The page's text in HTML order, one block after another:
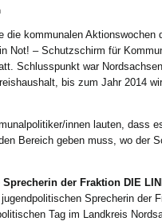
die kommunalen
Not! – Schutzschirm für
Schlusspunkt war
bis zum Jahr 2014
innen lauten, dass
Bereich geben muss, wo der
der Fraktion DIE
Sprecherin der
Tag im Landkreis